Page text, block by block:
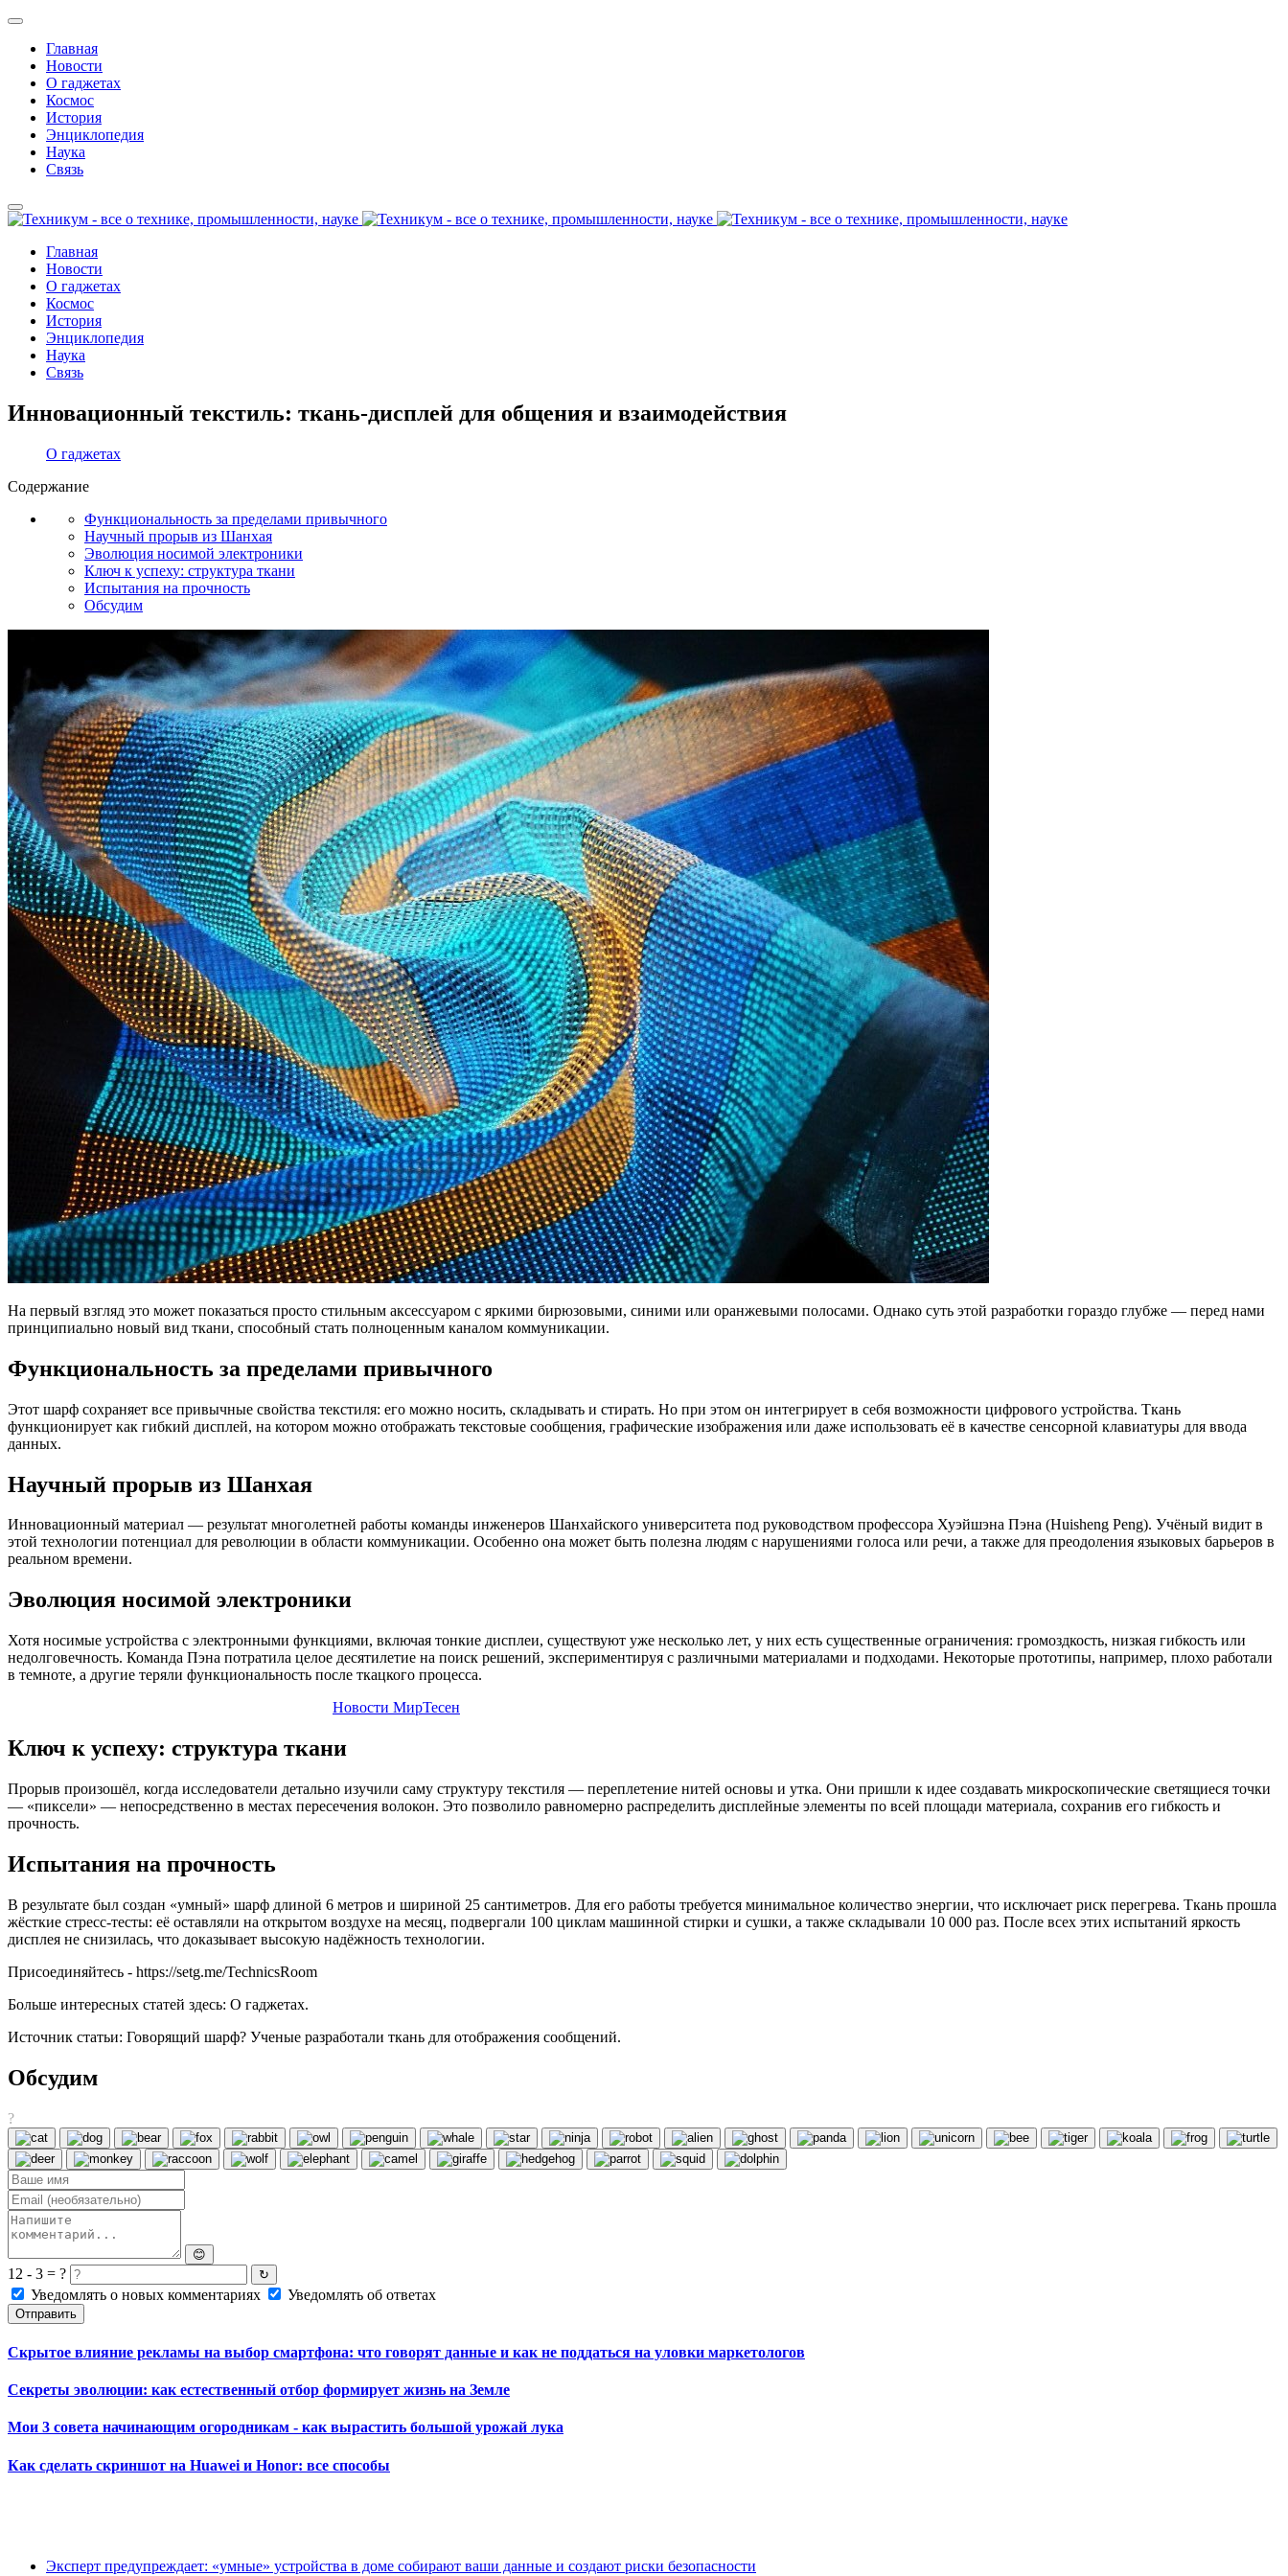
Главная
Новости
О гаджетах
Космос
История
Энциклопедия
Наука
Связь
Главная
Новости
О гаджетах
Космос
История
Энциклопедия
Наука
Связь
Инновационный текстиль: ткань-дисплей для общения и взаимодействия
О гаджетах
Содержание
Функциональность за пределами привычного
Научный прорыв из Шанхая
Эволюция носимой электроники
Ключ к успеху: структура ткани
Испытания на прочность
Обсудим
На первый взгляд это может показаться просто стильным аксессуаром с яркими бирюзовыми, синими или оранжевыми полосами. Однако суть этой разработки гораздо глубже — перед нами
принципиально новый вид ткани, способный стать полноценным каналом коммуникации.
Функциональность за пределами привычного
Этот шарф сохраняет все привычные свойства текстиля: его можно носить, складывать и стирать. Но при этом он интегрирует в себя возможности цифрового устройства. Ткань
функционирует как гибкий дисплей, на котором можно отображать текстовые сообщения, графические изображения или даже использовать её в качестве сенсорной клавиатуры для ввода
данных.
Научный прорыв из Шанхая
Инновационный материал — результат многолетней работы команды инженеров Шанхайского университета под руководством профессора Хуэйшэна Пэна (Huisheng Peng). Учёный видит в
этой технологии потенциал для революции в области коммуникации. Особенно она может быть полезна людям с нарушениями голоса или речи, а также для преодоления языковых барьеров в
реальном времени.
Эволюция носимой электроники
Хотя носимые устройства с электронными функциями, включая тонкие дисплеи, существуют уже несколько лет, у них есть существенные ограничения: громоздкость, низкая гибкость или
недолговечность. Команда Пэна потратила целое десятилетие на поиск решений, экспериментируя с различными материалами и подходами. Некоторые прототипы, например, плохо работали
в темноте, а другие теряли функциональность после ткацкого процесса.
Новости МирТесен
Ключ к успеху: структура ткани
Прорыв произошёл, когда исследователи детально изучили саму структуру текстиля — переплетение нитей основы и утка. Они пришли к идее создавать микроскопические светящиеся точки
— «пиксели» — непосредственно в местах пересечения волокон. Это позволило равномерно распределить дисплейные элементы по всей площади материала, сохранив его гибкость и
прочность.
Испытания на прочность
В результате был создан «умный» шарф длиной 6 метров и шириной 25 сантиметров. Для его работы требуется минимальное количество энергии, что исключает риск перегрева. Ткань прошла
жёсткие стресс-тесты: её оставляли на открытом воздухе на месяц, подвергали 100 циклам машинной стирки и сушки, а также складывали 10 000 раз. После всех этих испытаний яркость
дисплея не снизилась, что доказывает высокую надёжность технологии.
Присоединяйтесь - https://setg.me/TechnicsRoom
Больше интересных статей здесь: О гаджетах.
Источник статьи: Говорящий шарф? Ученые разработали ткань для отображения сообщений.
Обсудим
?
😊
12 - 3 = ? ↻
Уведомлять о новых комментариях Уведомлять об ответах
Отправить
Скрытое влияние рекламы на выбор смартфона: что говорят данные и как не поддаться на уловки маркетологов
Секреты эволюции: как естественный отбор формирует жизнь на Земле
Мои 3 совета начинающим огородникам - как вырастить большой урожай лука
Как сделать скриншот на Huawei и Honor: все способы
Эксперт предупреждает: «умные» устройства в доме собирают ваши данные и создают риски безопасности